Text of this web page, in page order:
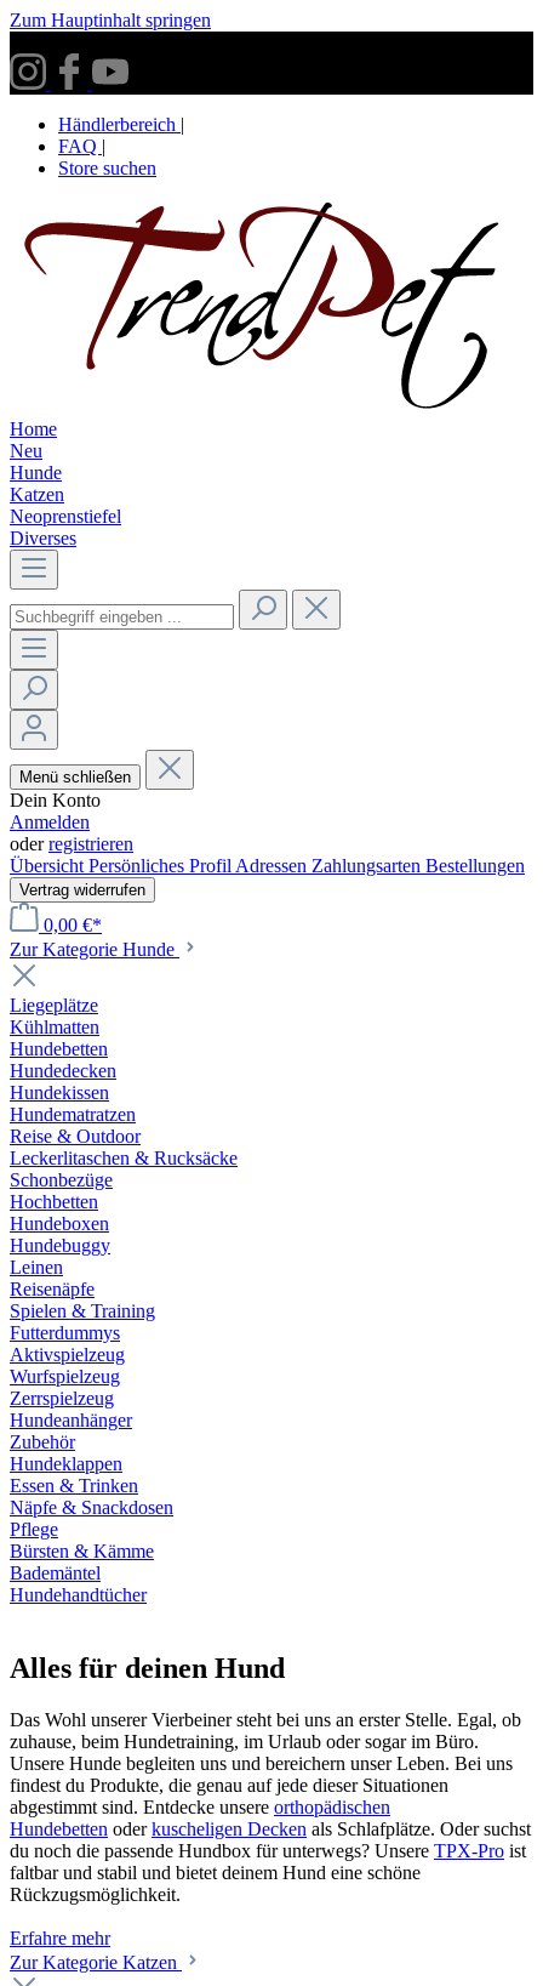
Zum Hauptinhalt springen
Händlerbereich |
FAQ |
Store suchen
Home
Neu
Hunde
Katzen
Neoprenstiefel
Diverses
Menü schließen
Dein Konto
Anmelden
oderregistrieren
Übersicht Persönliches Profil Adressen Zahlungsarten Bestellungen
Vertrag widerrufen
0,00 €*
Zur Kategorie Hunde
Liegeplätze
Kühlmatten
Hundebetten
Hundedecken
Hundekissen
Hundematratzen
Reise & Outdoor
Leckerlitaschen & Rucksäcke
Schonbezüge
Hochbetten
Hundeboxen
Hundebuggy
Leinen
Reisenäpfe
Spielen & Training
Futterdummys
Aktivspielzeug
Wurfspielzeug
Zerrspielzeug
Hundeanhänger
Zubehör
Hundeklappen
Essen & Trinken
Näpfe & Snackdosen
Pflege
Bürsten & Kämme
Bademäntel
Hundehandtücher
Alles für deinen Hund
Das Wohl unserer Vierbeiner steht bei uns an erster Stelle. Egal, ob
zuhause, beim Hundetraining, im Urlaub oder sogar im Büro.
Unsere Hunde begleiten uns und bereichern unser Leben. Bei uns
findest du Produkte, die genau auf jede dieser Situationen
abgestimmt sind. Entdecke unsere orthopädischen
Hundebetten oderkuscheligen Decken als Schlafplätze. Oder suchst
du noch die passende Hundbox für unterwegs? Unsere TPX-Pro ist
faltbar und stabil und bietet deinem Hund eine schöne
Rückzugsmöglichkeit.
Erfahre mehr
Zur Kategorie Katzen